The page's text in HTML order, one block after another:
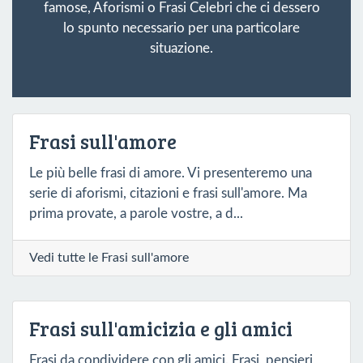
famose, Aforismi o Frasi Celebri che ci dessero
lo spunto necessario per una particolare
situazione.
Frasi sull'amore
Le più belle frasi di amore. Vi presenteremo una
serie di aforismi, citazioni e frasi sull'amore. Ma
prima provate, a parole vostre, a d...
Vedi tutte le Frasi sull'amore
Frasi sull'amicizia e gli amici